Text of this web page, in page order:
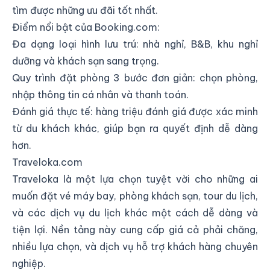
tìm được những ưu đãi tốt nhất.
Điểm nổi bật của Booking.com:
Đa dạng loại hình lưu trú: nhà nghỉ, B&B, khu nghỉ
dưỡng và khách sạn sang trọng.
Quy trình đặt phòng 3 bước đơn giản: chọn phòng,
nhập thông tin cá nhân và thanh toán.
Đánh giá thực tế: hàng triệu đánh giá được xác minh
từ du khách khác, giúp bạn ra quyết định dễ dàng
hơn.
Traveloka.com
Traveloka là một lựa chọn tuyệt vời cho những ai
muốn đặt vé máy bay, phòng khách sạn, tour du lịch,
và các dịch vụ du lịch khác một cách dễ dàng và
tiện lợi. Nền tảng này cung cấp giá cả phải chăng,
nhiều lựa chọn, và dịch vụ hỗ trợ khách hàng chuyên
nghiệp.